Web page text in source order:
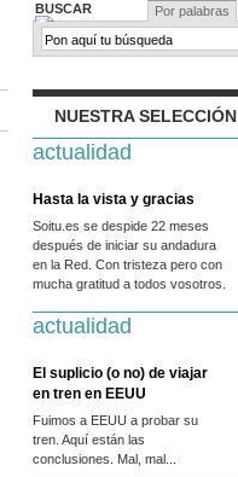
BUSCAR Por palabras
NUESTRA SELECCIÓN
actualidad
Hasta la vista y gracias
Soitu.es se despide 22 meses
después de iniciar su andadura
en la Red. Con tristeza pero con
mucha gratitud a todos vosotros.
actualidad
El suplicio (o no) de viajar
en tren en EEUU
Fuimos a EEUU a probar su
tren. Aquí están las
conclusiones. Mal, mal...